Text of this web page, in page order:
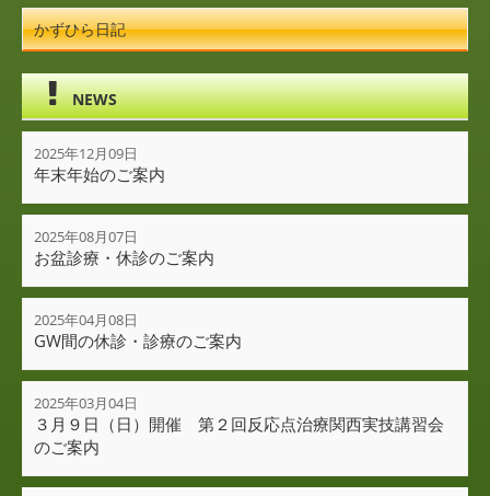
かずひら日記
NEWS
2025年12月09日
年末年始のご案内
2025年08月07日
お盆診療・休診のご案内
2025年04月08日
GW間の休診・診療のご案内
2025年03月04日
３月９日（日）開催 第２回反応点治療関西実技講習会
のご案内